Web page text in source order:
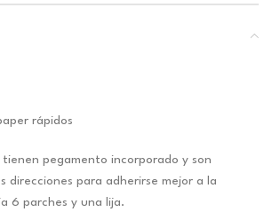
rápidos
tienen pegamento incorporado y son
direcciones para adherirse mejor a la
6 parches y una lija.